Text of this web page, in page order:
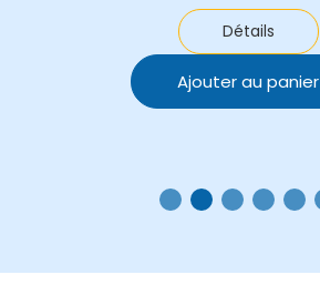
Détails
Ajouter au panier